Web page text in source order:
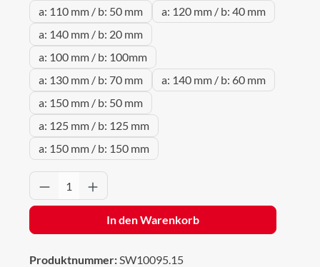
a: 110 mm / b: 50 mm
a: 120 mm / b: 40 mm
a: 140 mm / b: 20 mm
a: 100 mm / b: 100mm
a: 130 mm / b: 70 mm
a: 140 mm / b: 60 mm
a: 150 mm / b: 50 mm
a: 125 mm / b: 125 mm
a: 150 mm / b: 150 mm
Produkt Anzahl: Gib den gewünschten
In den Warenkorb
Produktnummer:SW10095.15